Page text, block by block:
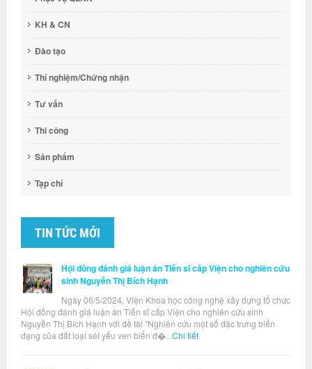
KH & CN
Đào tạo
Thí nghiệm/Chứng nhận
Tư vấn
Thi công
Sản phẩm
Tạp chí
TIN TỨC MỚI
Hội đồng đánh giá luận án Tiến sĩ cấp Viện cho nghiên cứu
sinh Nguyễn Thị Bích Hạnh
Ngày 06/5/2024, Viện Khoa học công nghệ xây dựng tổ chức
Hội đồng đánh giá luận án Tiến sĩ cấp Viện cho nghiên cứu sinh
Nguyễn Thị Bích Hạnh với đề tài "Nghiên cứu một số đặc trưng biến
dạng của đất loại sét yếu ven biển đ�... Chi tiết